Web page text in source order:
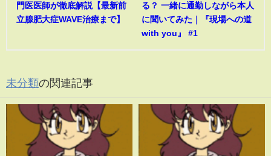
門医医師が徹底解説【最新前
立腺肥大症WAVE治療まで】
る？ 一緒に通勤しながら本人
に聞いてみた｜『現場への道
with you』 #1
未分類の関連記事